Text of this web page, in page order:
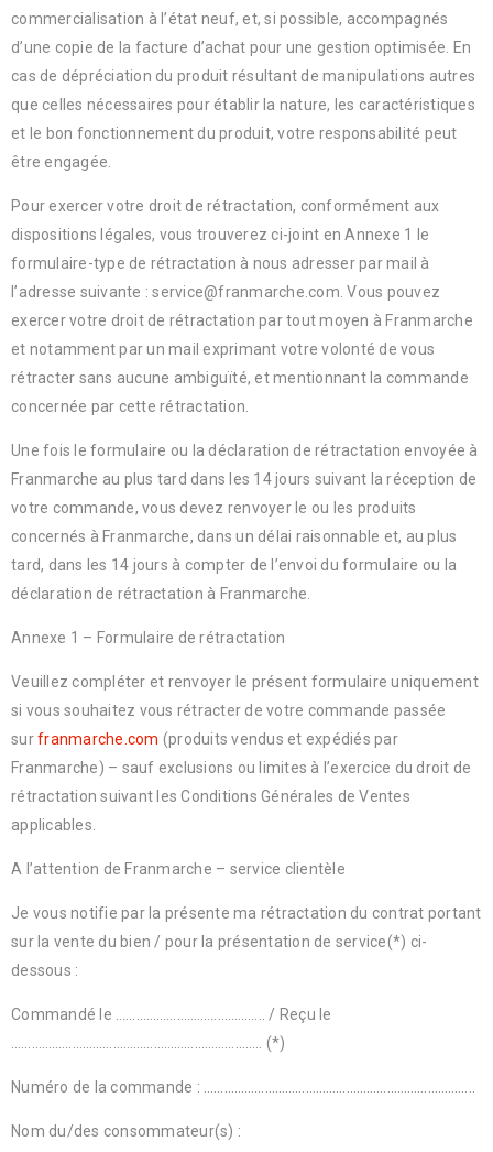
commercialisation à l’état neuf, et, si possible, accompagnés
d’une copie de la facture d’achat pour une gestion optimisée. En
cas de dépréciation du produit résultant de manipulations autres
que celles nécessaires pour établir la nature, les caractéristiques
et le bon fonctionnement du produit, votre responsabilité peut
être engagée.
Pour exercer votre droit de rétractation, conformément aux
dispositions légales, vous trouverez ci-joint en Annexe 1 le
formulaire-type de rétractation à nous adresser par mail à
l’adresse suivante : service@franmarche.com. Vous pouvez
exercer votre droit de rétractation par tout moyen à Franmarche
et notamment par un mail exprimant votre volonté de vous
rétracter sans aucune ambiguïté, et mentionnant la commande
concernée par cette rétractation.
Une fois le formulaire ou la déclaration de rétractation envoyée à
Franmarche au plus tard dans les 14 jours suivant la réception de
votre commande, vous devez renvoyer le ou les produits
concernés à Franmarche, dans un délai raisonnable et, au plus
tard, dans les 14 jours à compter de l’envoi du formulaire ou la
déclaration de rétractation à Franmarche.
Annexe 1 – Formulaire de rétractation
Veuillez compléter et renvoyer le présent formulaire uniquement
si vous souhaitez vous rétracter de votre commande passée
surfranmarche.com (produits vendus et expédiés par
Franmarche) – sauf exclusions ou limites à l’exercice du droit de
rétractation suivant les Conditions Générales de Ventes
applicables.
A l’attention de Franmarche – service clientèle
Je vous notifie par la présente ma rétractation du contrat portant
sur la vente du bien / pour la présentation de service(*) ci-
dessous :
Commandé le …………………………………….. / Reçu le
……………………………………………………………….. (*)
Numéro de la commande : ……………………………………………………………………..
Nom du/des consommateur(s) :